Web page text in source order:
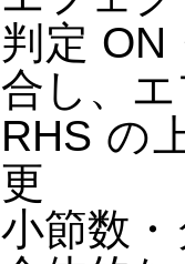
判定 ON
合し、
RHS の
更
小節数